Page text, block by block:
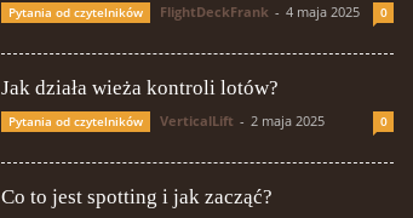
Pytania od czytelników FlightDeckFrank - 4 maja 2025 0
Jak działa wieża kontroli lotów?
Pytania od czytelników VerticalLift - 2 maja 2025 0
Co to jest spotting i jak zacząć?